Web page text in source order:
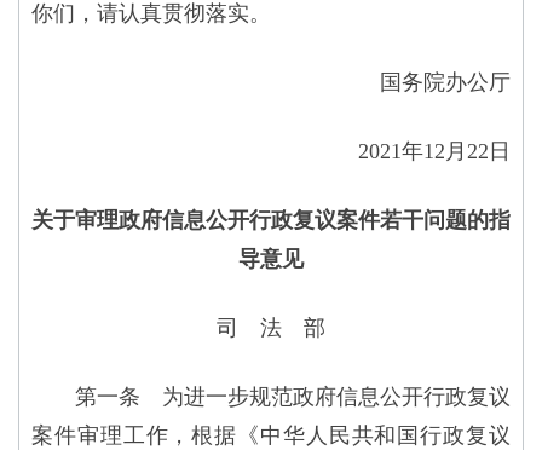
你们，请认真贯彻落实。
国务院办公厅
2021年12月22日
关于审理政府信息公开行政复议案件若干问题的指
导意见
司 法 部
第一条 为进一步规范政府信息公开行政复议
案件审理工作，根据《中华人民共和国行政复议